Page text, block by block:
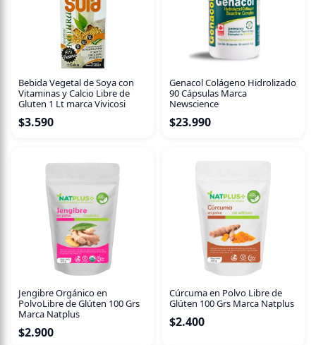
Bebida Vegetal de Soya con
Vitaminas y Calcio Libre de
Gluten 1 Lt marca Vivicosi
$3.590
Genacol Colágeno Hidrolizado
90 Cápsulas Marca
Newscience
$23.990
Jengibre Orgánico en
PolvoLibre de Glúten 100 Grs
Marca Natplus
$2.900
Cúrcuma en Polvo Libre de
Glúten 100 Grs Marca Natplus
$2.400